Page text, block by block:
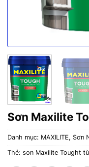
Sơn Maxilite
Danh mục: MAXILITE, Sơn
Thẻ: son Maxilite Tought